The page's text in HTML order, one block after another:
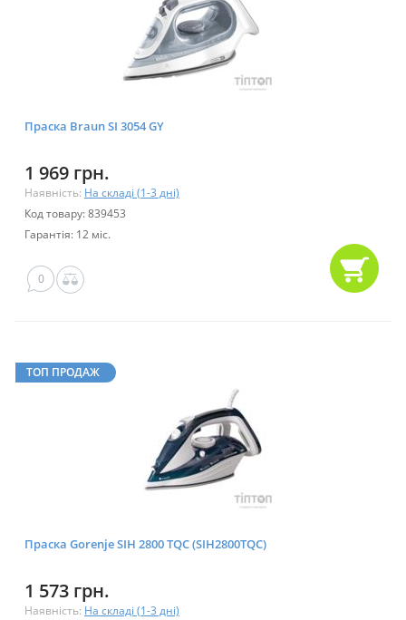
Праска Braun SI 3054 GY
1 969 грн.
Наявність: На складі (1-3 дні)
Код товару: 839453
Гарантія: 12 міс.
0
ТОП ПРОДАЖ
Праска Gorenje SIH 2800 TQC (SIH2800TQC)
1 573 грн.
Наявність: На складі (1-3 дні)